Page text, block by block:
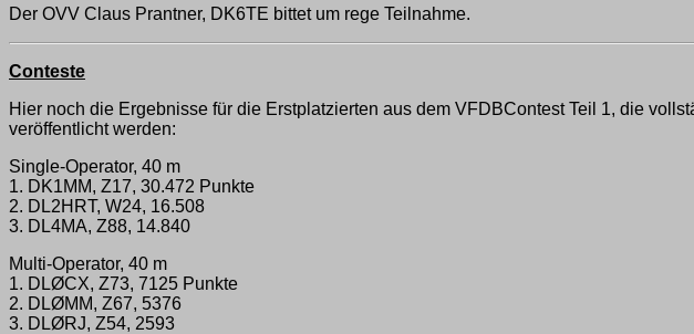
Der OVV Claus Prantner, DK6TE bittet um rege Teilnahme.
Conteste
Hier noch die Ergebnisse für die Erstplatzierten aus dem VFDB­Contest Teil 1, die
veröffentlicht werden:
Single-Operator, 40 m
1. DK1MM, Z17, 30.472 Punkte
2. DL2HRT, W24, 16.508
3. DL4MA, Z88, 14.840
Multi-Operator, 40 m
1. DLØCX, Z73, 7125 Punkte
2. DLØMM, Z67, 5376
3. DLØRJ, Z54, 2593